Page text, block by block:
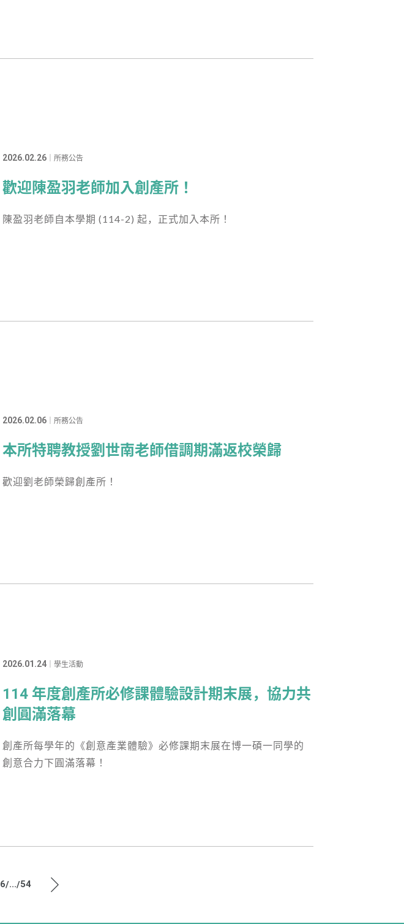
2026.02.26 ｜所務公告
歡迎陳盈羽老師加入創產所！
陳盈羽老師自本學期 (114-2) 起，正式加入本所！
2026.02.06 ｜所務公告
本所特聘教授劉世南老師借調期滿返校榮歸
歡迎劉老師榮歸創產所！
2026.01.24 ｜學生活動
114 年度創產所必修課體驗設計期末展，協力共
創圓滿落幕
創產所每學年的《創意產業體驗》必修課期末展在博一碩一同學的
創意合力下圓滿落幕！
6 ... 54